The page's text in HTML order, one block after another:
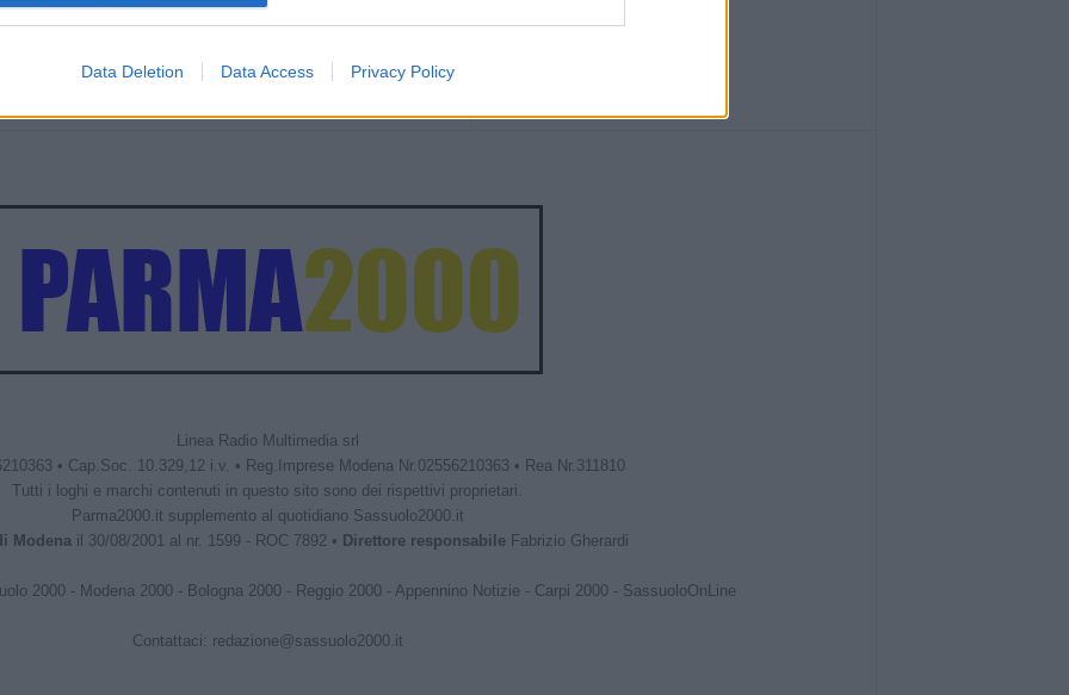
Data Deletion Data Access Privacy Policy
Linea Radio Multimedia srl
• Cap.Soc. 10.329,12 i.v. • Reg.Imprese Modena Nr.02556210363 • Rea Nr.311810
Tutti i loghi e marchi contenuti in questo sito sono dei rispettivi proprietari.
Parma2000.it supplemento al quotidiano Sassuolo2000.it
Modena il 30/08/2001 al nr. 1599 - ROC 7892 • Direttore responsabileFabrizio Gherardi
2000 - Modena 2000 - Bologna 2000 - Reggio 2000 - Appennino Notizie - Carpi 2000 - SassuoloOnLine
Contattaci: redazione@sassuolo2000.it